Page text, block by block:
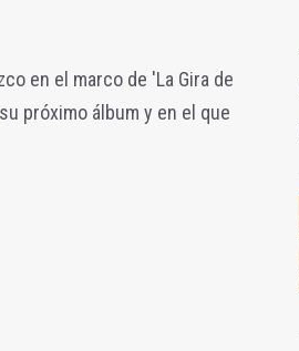
en el marco de 'La Gira de
próximo álbum y en el que